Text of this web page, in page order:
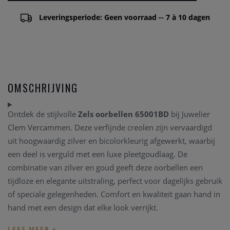
Leveringsperiode: Geen voorraad -- 7 à 10 dagen
OMSCHRIJVING
Ontdek de stijlvolle Zels oorbellen 65001BD bij Juwelier
Clem Vercammen. Deze verfijnde creolen zijn vervaardigd
uit hoogwaardig zilver en bicolorkleurig afgewerkt, waarbij
een deel is verguld met een luxe pleetgoudlaag. De
combinatie van zilver en goud geeft deze oorbellen een
tijdloze en elegante uitstraling, perfect voor dagelijks gebruik
of speciale gelegenheden. Comfort en kwaliteit gaan hand in
hand met een design dat elke look verrijkt.